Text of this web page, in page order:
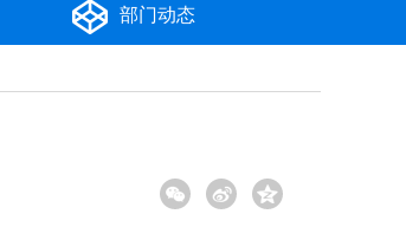
部门动态